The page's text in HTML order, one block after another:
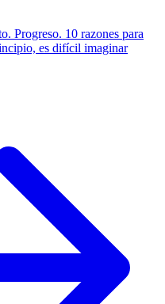
Progreso. 10 razones para
es difícil imaginar